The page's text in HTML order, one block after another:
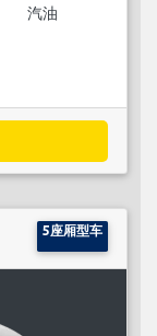
汽油
5座厢型车